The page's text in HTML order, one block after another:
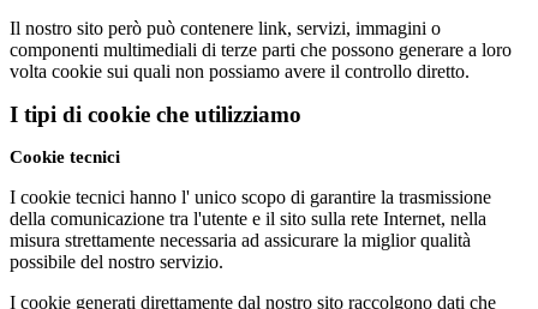
Il nostro sito però può contenere link, servizi, immagini o
componenti multimediali di terze parti che possono generare a loro
volta cookie sui quali non possiamo avere il controllo diretto.
I tipi di cookie che utilizziamo
Cookie tecnici
I cookie tecnici hanno l' unico scopo di garantire la trasmissione
della comunicazione tra l'utente e il sito sulla rete Internet, nella
misura strettamente necessaria ad assicurare la miglior qualità
possibile del nostro servizio.
I cookie generati direttamente dal nostro sito raccolgono dati che